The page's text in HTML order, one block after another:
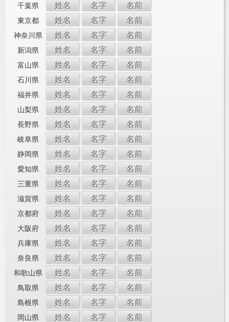
千葉県 姓名 名字 名前
東京都 姓名 名字 名前
神奈川県 姓名 名字 名前
新潟県 姓名 名字 名前
富山県 姓名 名字 名前
石川県 姓名 名字 名前
福井県 姓名 名字 名前
山梨県 姓名 名字 名前
長野県 姓名 名字 名前
岐阜県 姓名 名字 名前
静岡県 姓名 名字 名前
愛知県 姓名 名字 名前
三重県 姓名 名字 名前
滋賀県 姓名 名字 名前
京都府 姓名 名字 名前
大阪府 姓名 名字 名前
兵庫県 姓名 名字 名前
奈良県 姓名 名字 名前
和歌山県 姓名 名字 名前
鳥取県 姓名 名字 名前
島根県 姓名 名字 名前
岡山県 姓名 名字 名前